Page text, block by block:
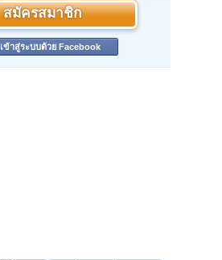
สมัครสมาชิก
เข้าสู่ระบบด้วย Facebook